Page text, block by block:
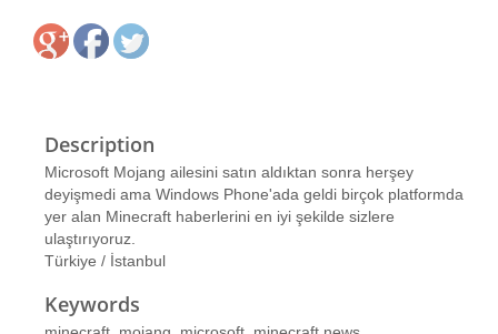
Description
Microsoft Mojang ailesini satın aldıktan sonra herşey
deyişmedi ama Windows Phone'ada geldi birçok platformda
yer alan Minecraft haberlerini en iyi şekilde sizlere
ulaştırıyoruz.
Türkiye / İstanbul
Keywords